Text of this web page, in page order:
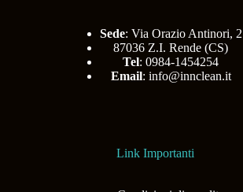
Sede: Via Orazio Antinori, 2
87036 Z.I. Rende (CS)
Tel: 0984-1454254
Email: info@innclean.it
Link Importanti